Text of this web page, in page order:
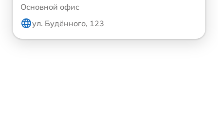
Основной офис
ул. Будённого, 123